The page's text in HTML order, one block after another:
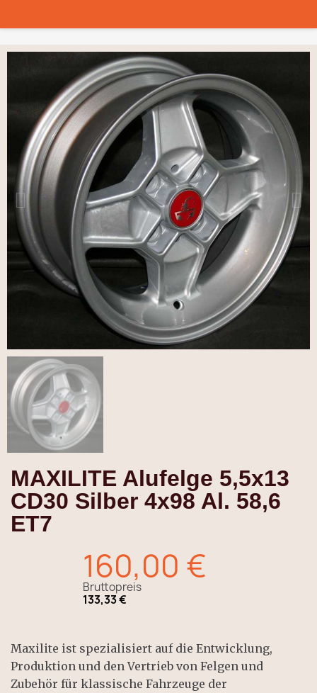
MAXILITE Alufelge 5,5x13
CD30 Silber 4x98 Al. 58,6
ET7
160,00 €
Bruttopreis
133,33 €
Maxilite ist spezialisiert auf die Entwicklung,
Produktion und den Vertrieb von Felgen und
Zubehör für klassische Fahrzeuge der